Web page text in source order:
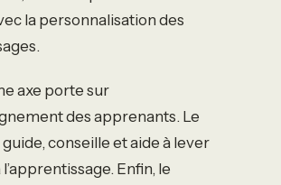
la personnalisation des
axe porte sur
des apprenants. Le
conseille et aide à lever
Enfin, le